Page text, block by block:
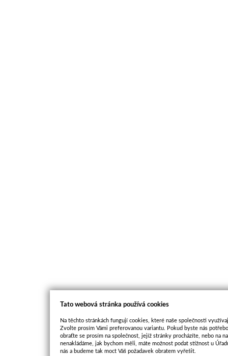
Tato webová stránka používá cookies
Na těchto stránkách fungují cookies, které naše společnosti
Zvolte prosím Vámi preferovanou variantu. Pokud byste nás
obraťte se prosím na společnost, jejíž stránky procházíte, nebo na
nenakládáme, jak bychom měli, máte možnost podat stížnost u
nás a budeme tak moct Váš požadavek obratem vyřešit.